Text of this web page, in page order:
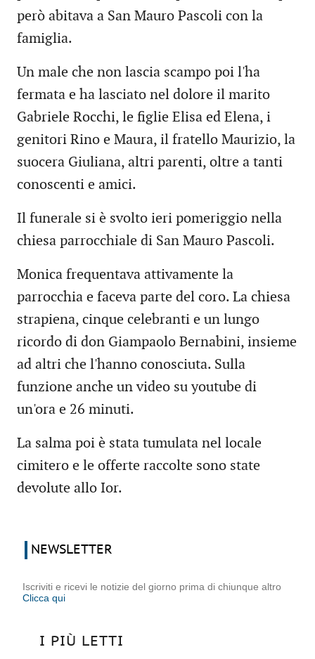
però abitava a San Mauro Pascoli con la
famiglia.
Un male che non lascia scampo poi l'ha
fermata e ha lasciato nel dolore il marito
Gabriele Rocchi, le figlie Elisa ed Elena, i
genitori Rino e Maura, il fratello Maurizio, la
suocera Giuliana, altri parenti, oltre a tanti
conoscenti e amici.
Il funerale si è svolto ieri pomeriggio nella
chiesa parrocchiale di San Mauro Pascoli.
Monica frequentava attivamente la
parrocchia e faceva parte del coro. La chiesa
strapiena, cinque celebranti e un lungo
ricordo di don Giampaolo Bernabini, insieme
ad altri che l'hanno conosciuta. Sulla
funzione anche un video su youtube di
un'ora e 26 minuti.
La salma poi è stata tumulata nel locale
cimitero e le offerte raccolte sono state
devolute allo Ior.
NEWSLETTER
Iscriviti e ricevi le notizie del giorno prima di chiunque altro
Clicca qui
I PIÙ LETTI